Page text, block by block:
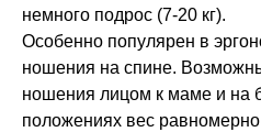
немного подрос (7-20 кг).
Особенно популярен в
ношения на спине.
ношения лицом к маме и на
положениях вес